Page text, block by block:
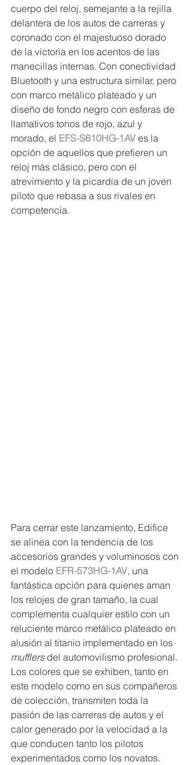
cuerpo del reloj, semejante a la rejilla
delantera de los autos de carreras y
coronado con el majestuoso dorado
de la victoria en los acentos de las
manecillas internas. Con conectividad
Bluetooth y una estructura similar, pero
con marco metálico plateado y un
diseño de fondo negro con esferas de
llamativos tonos de rojo, azul y
morado, el EFS-S610HG-1AV es la
opción de aquellos que prefieren un
reloj más clásico, pero con el
atrevimiento y la picardía de un joven
piloto que rebasa a sus rivales en
competencia.
Para cerrar este lanzamiento, Edifice
se alinea con la tendencia de los
accesorios grandes y voluminosos con
el modelo EFR-573HG-1AV, una
fantástica opción para quienes aman
los relojes de gran tamaño, la cual
complementa cualquier estilo con un
reluciente marco metálico plateado en
alusión al titanio implementado en los
mufflers del automovilismo profesional.
Los colores que se exhiben, tanto en
este modelo como en sus compañeros
de colección, transmiten toda la
pasión de las carreras de autos y el
calor generado por la velocidad a la
que conducen tanto los pilotos
experimentados como los novatos.